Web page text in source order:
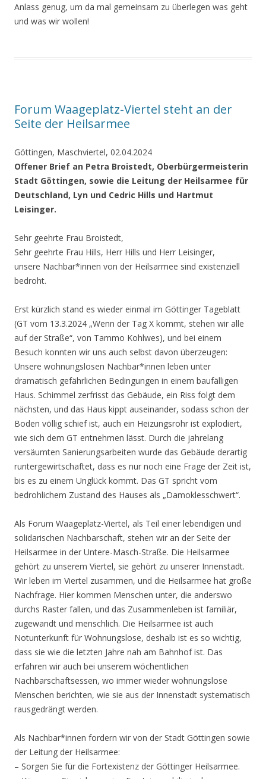
Anlass genug, um da mal gemeinsam zu überlegen was geht
und was wir wollen!
Forum Waageplatz-Viertel steht an der
Seite der Heilsarmee
Göttingen, Maschviertel, 02.04.2024
Offener Brief an Petra Broistedt, Oberbürgermeisterin
Stadt Göttingen, sowie die Leitung der Heilsarmee für
Deutschland, Lyn und Cedric Hills und Hartmut
Leisinger.
Sehr geehrte Frau Broistedt,
Sehr geehrte Frau Hills, Herr Hills und Herr Leisinger,
unsere Nachbar*innen von der Heilsarmee sind existenziell
bedroht.
Erst kürzlich stand es wieder einmal im Göttinger Tageblatt
(GT vom 13.3.2024 „Wenn der Tag X kommt, stehen wir alle
auf der Straße“, von Tammo Kohlwes), und bei einem
Besuch konnten wir uns auch selbst davon überzeugen:
Unsere wohnungslosen Nachbar*innen leben unter
dramatisch gefährlichen Bedingungen in einem baufälligen
Haus. Schimmel zerfrisst das Gebäude, ein Riss folgt dem
nächsten, und das Haus kippt auseinander, sodass schon der
Boden völlig schief ist, auch ein Heizungsrohr ist explodiert,
wie sich dem GT entnehmen lässt. Durch die jahrelang
versäumten Sanierungsarbeiten wurde das Gebäude derartig
runtergewirtschaftet, dass es nur noch eine Frage der Zeit ist,
bis es zu einem Unglück kommt. Das GT spricht vom
bedrohlichem Zustand des Hauses als „Damoklesschwert“.
Als Forum Waageplatz-Viertel, als Teil einer lebendigen und
solidarischen Nachbarschaft, stehen wir an der Seite der
Heilsarmee in der Untere-Masch-Straße. Die Heilsarmee
gehört zu unserem Viertel, sie gehört zu unserer Innenstadt.
Wir leben im Viertel zusammen, und die Heilsarmee hat große
Nachfrage. Hier kommen Menschen unter, die anderswo
durchs Raster fallen, und das Zusammenleben ist familiär,
zugewandt und menschlich. Die Heilsarmee ist auch
Notunterkunft für Wohnungslose, deshalb ist es so wichtig,
dass sie wie die letzten Jahre nah am Bahnhof ist. Das
erfahren wir auch bei unserem wöchentlichen
Nachbarschaftsessen, wo immer wieder wohnungslose
Menschen berichten, wie sie aus der Innenstadt systematisch
rausgedrängt werden.
Als Nachbar*innen fordern wir von der Stadt Göttingen sowie
der Leitung der Heilsarmee:
– Sorgen Sie für die Fortexistenz der Göttinger Heilsarmee.